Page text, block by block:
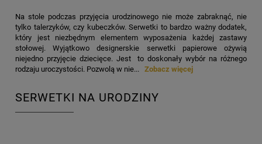
Na stole podczas przyjęcia urodzinowego nie może zabraknąć, nie
tylko talerzyków, czy kubeczków. Serwetki to bardzo ważny dodatek,
który jest niezbędnym elementem wyposażenia każdej zastawy
stołowej. Wyjątkowo designerskie serwetki papierowe ożywią
niejedno przyjęcie dziecięce. Jest to doskonały wybór na różnego
rodzaju uroczystości. Pozwolą w nie... Zobacz więcej
SERWETKI NA URODZINY